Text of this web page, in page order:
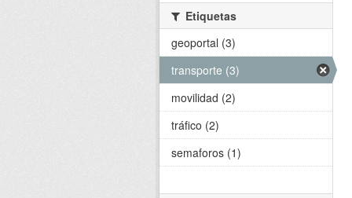
Etiquetas
geoportal (3)
transporte (3)
movilidad (2)
tráfico (2)
semaforos (1)